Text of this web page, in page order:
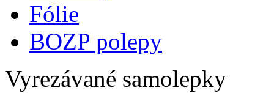
Fólie
BOZP polepy
Vyrezávané samolepky